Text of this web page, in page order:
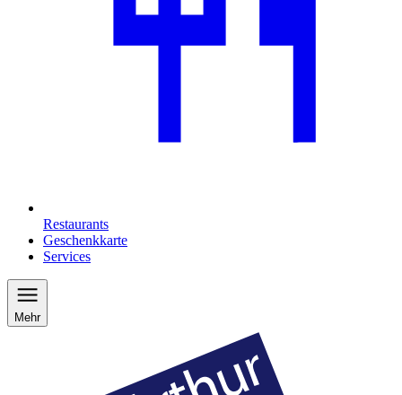
Restaurants
Geschenkkarte
Services
Mehr